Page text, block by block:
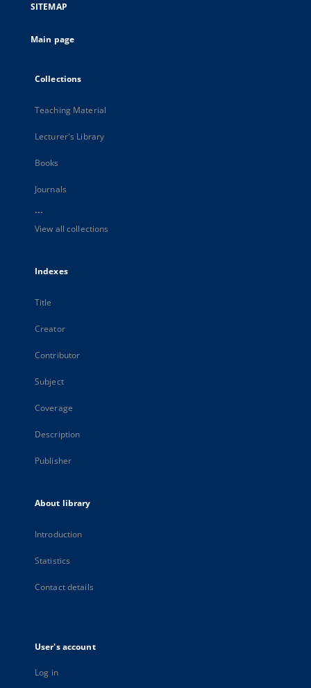
SITEMAP
Main page
Collections
Teaching Material
Lecturer's Library
Books
Journals
...
View all collections
Indexes
Title
Creator
Contributor
Subject
Coverage
Description
Publisher
About library
Introduction
Statistics
Contact details
User's account
Log in